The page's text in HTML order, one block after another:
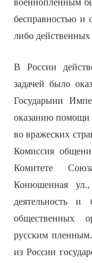
военнопленным
бесправностью и
либо
В России
задачей было
Государыни
оказанию помощи
во вражеских
Комиссия
Комитете
Конюшенная
деятельность и
общественных
русским
из России